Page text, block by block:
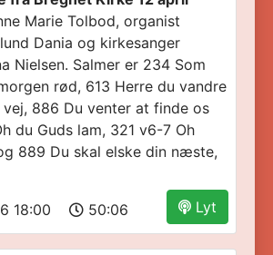
Marie Tolbod, organist
Dania og kirkesanger
Nielsen. Salmer er 234 Som
rød, 613 Herre du vandre
886 Du venter at finde os
du Guds lam, 321 v6-7 Oh
889 Du skal elske din næste,
Lyt
18:00 50:06